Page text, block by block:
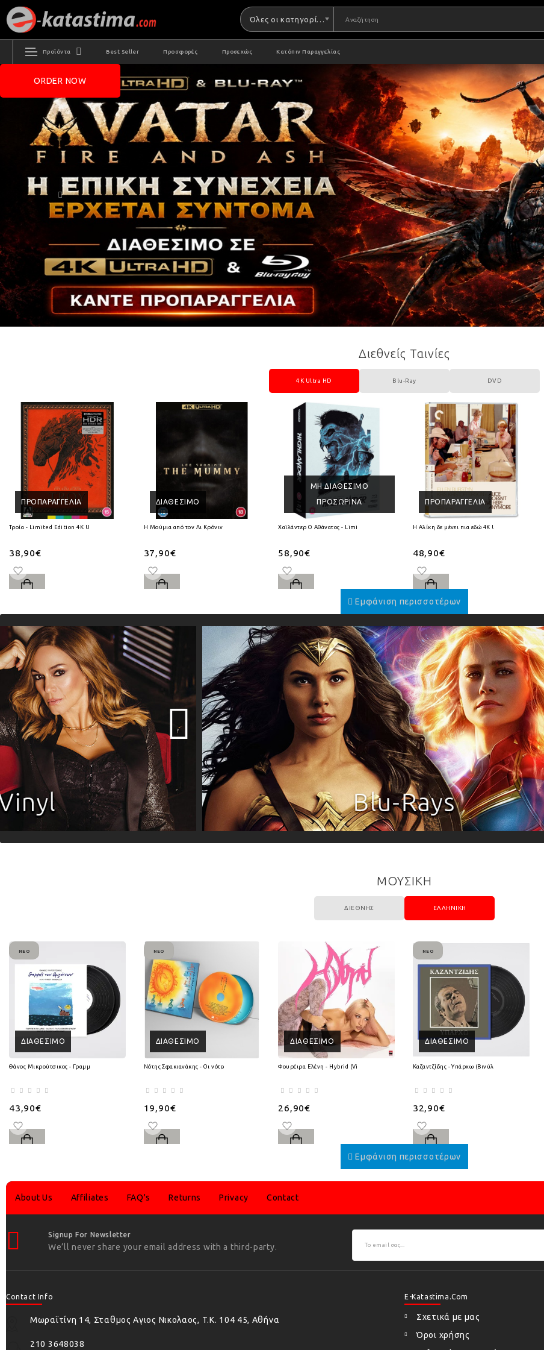
Όλες οι κατηγορίες
Προϊόντα Best Seller Προσφορές Προσεχώς Κατόπιν Παραγγελίας
ORDER NOW
Διεθνείς Ταινίες
4K Ultra HD Blu-Ray DVD
ΠΡΟΠΑΡΑΓΓΕΛΊΑ
Τροία - Limited Edition 4K Ultra HD
38,90€
ΔΙΑΘΈΣΙΜΟ
Η Μούμια από τον Λι Κρόνιν (2026) 4K Ultra HD
37,90€
ΜΗ ΔΙΑΘΈΣΙΜΟ
ΠΡΟΣΩΡΙΝΆ
Χαϊλάντερ Ο Αθάνατος - Limited Collectors Edition 4K Ultra HD + Blu-Ray
58,90€
ΠΡΟΠΑΡΑΓΓΕΛΊΑ
Η Αλίκη δε μένει πια εδώ 4K Ultra HD + Blu-Ray
48,90€
ΜΟΥΣΙΚΗ
ΔΙΕΘΝΉΣ ΕΛΛΗΝΙΚΉ
ΔΙΑΘΈΣΙΜΟ
ΝΈΟ
Θάνος Μικρούτσικος - Γραμμές των Οριζόντων (2Lp Vinyl)
43,90€
ΔΙΑΘΈΣΙΜΟ
ΝΈΟ
Νότης Σφακιανάκης - Οι νότες είναι 7 ψυχές (2CD)
19,90€
ΔΙΑΘΈΣΙΜΟ
Φουρέιρα Ελένη - Hybrid (Vinyl LP)
26,90€
ΔΙΑΘΈΣΙΜΟ
ΝΈΟ
Καζαντζίδης - Υπάρχω (Βινύλιο Lp)
32,90€
About Us Affiliates FAQ's Returns Privacy Contact
Signup For Newsletter
We’ll never share your email address with a third-party.
Contact Info
Μωραϊτίνη 14, Σταθμος Αγιος Νικολαος, T.K. 104 45, Αθήνα
210 3648038
E-Katastima.com
Σχετικά με μας
Όροι χρήσης